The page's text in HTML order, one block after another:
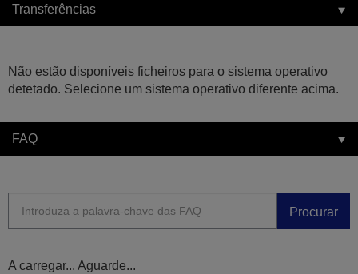
Transferências
Não estão disponíveis ficheiros para o sistema operativo
detetado. Selecione um sistema operativo diferente acima.
FAQ
Procurar
A carregar... Aguarde...